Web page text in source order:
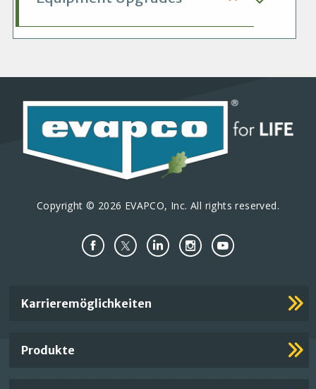
Copyright © 2026 EVAPCO, Inc. All rights reserved.
Important
Karrieremöglichkeiten
Produkte